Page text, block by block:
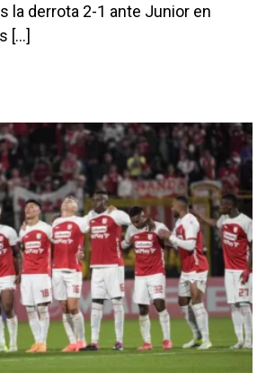
la derrota 2-1 ante Junior en
[…]